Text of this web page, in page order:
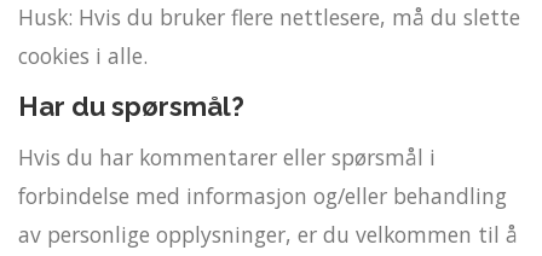
Husk: Hvis du bruker flere nettlesere, må du slette
cookies i alle.
Har du spørsmål?
Hvis du har kommentarer eller spørsmål i
forbindelse med informasjon og/eller behandling
av personlige opplysninger, er du velkommen til å